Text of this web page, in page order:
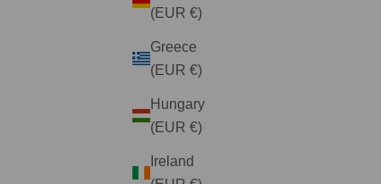
(EUR €)
Greece
(EUR €)
Hungary
(EUR €)
Ireland